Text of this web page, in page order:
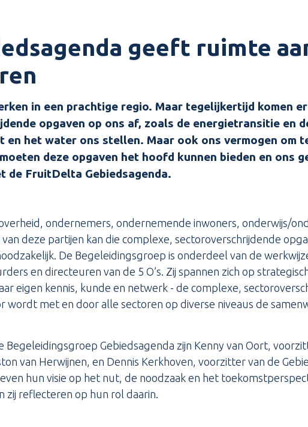
geeft ruimte
in een prachtige regio. Maar tegelijkertijd komen
opgaven op ons af, zoals de energietransitie en
en het water ons stellen. Maar ook ons vermogen om
deze opgaven het hoofd kunnen bieden en ons
de FruitDelta Gebiedsagenda.
overheid, ondernemers, ondernemende inwoners, onderwijs/
van deze partijen kan die complexe, sectoroverschrijdende
De Begeleidingsgroep is onderdeel van de
en directeuren van de 5 O’s. Zij spannen zich op
eigen kennis, kunde en netwerk - de complexe,
wordt met en door alle sectoren op diverse niveaus de
Begeleidingsgroep Gebiedsagenda zijn Kenny van Oort,
van Herwijnen, en Dennis Kerkhoven, voorzitter van de
hun visie op het nut, de noodzaak en het
zij reflecteren op hun rol daarin.